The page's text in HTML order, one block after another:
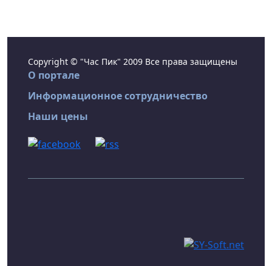
Copyright © "Час Пик" 2009 Все права защищены
О портале
Информационное сотрудничество
Наши цены